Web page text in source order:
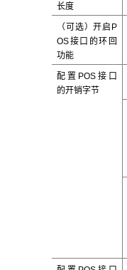
长度
（可选）开启P
OS接口的环回
功能
配置POS 接口
的开销字节